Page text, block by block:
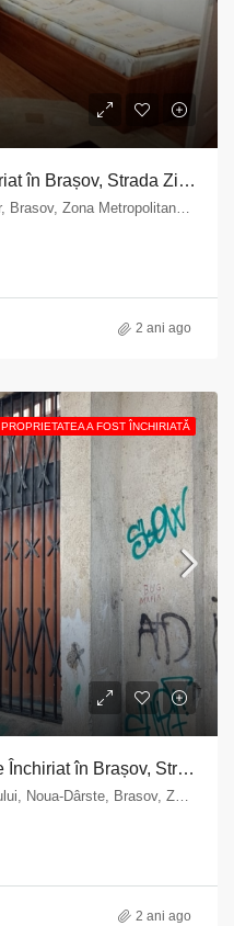
Apartament Cochet de Închiriat în Brașov, Strada Zizinului nr. 71
71, Strada Zizinului, Florilor-Craiter, Brasov, Zona Metropolitană Brașov, Brașov, 500620, Romania
2 ani ago
PROPRIETATEA A FOST ÎNCHIRIATĂ
Spațiu Comercial Modern de Închiriat în Brașov, Strada Prunului nr. 56
2 ani ago